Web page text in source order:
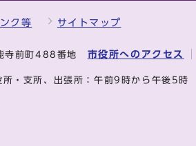
ク等 サイトマップ
寺前町488番地 市役所へのアクセス
所・支所、出張所：午前9時から午後5時